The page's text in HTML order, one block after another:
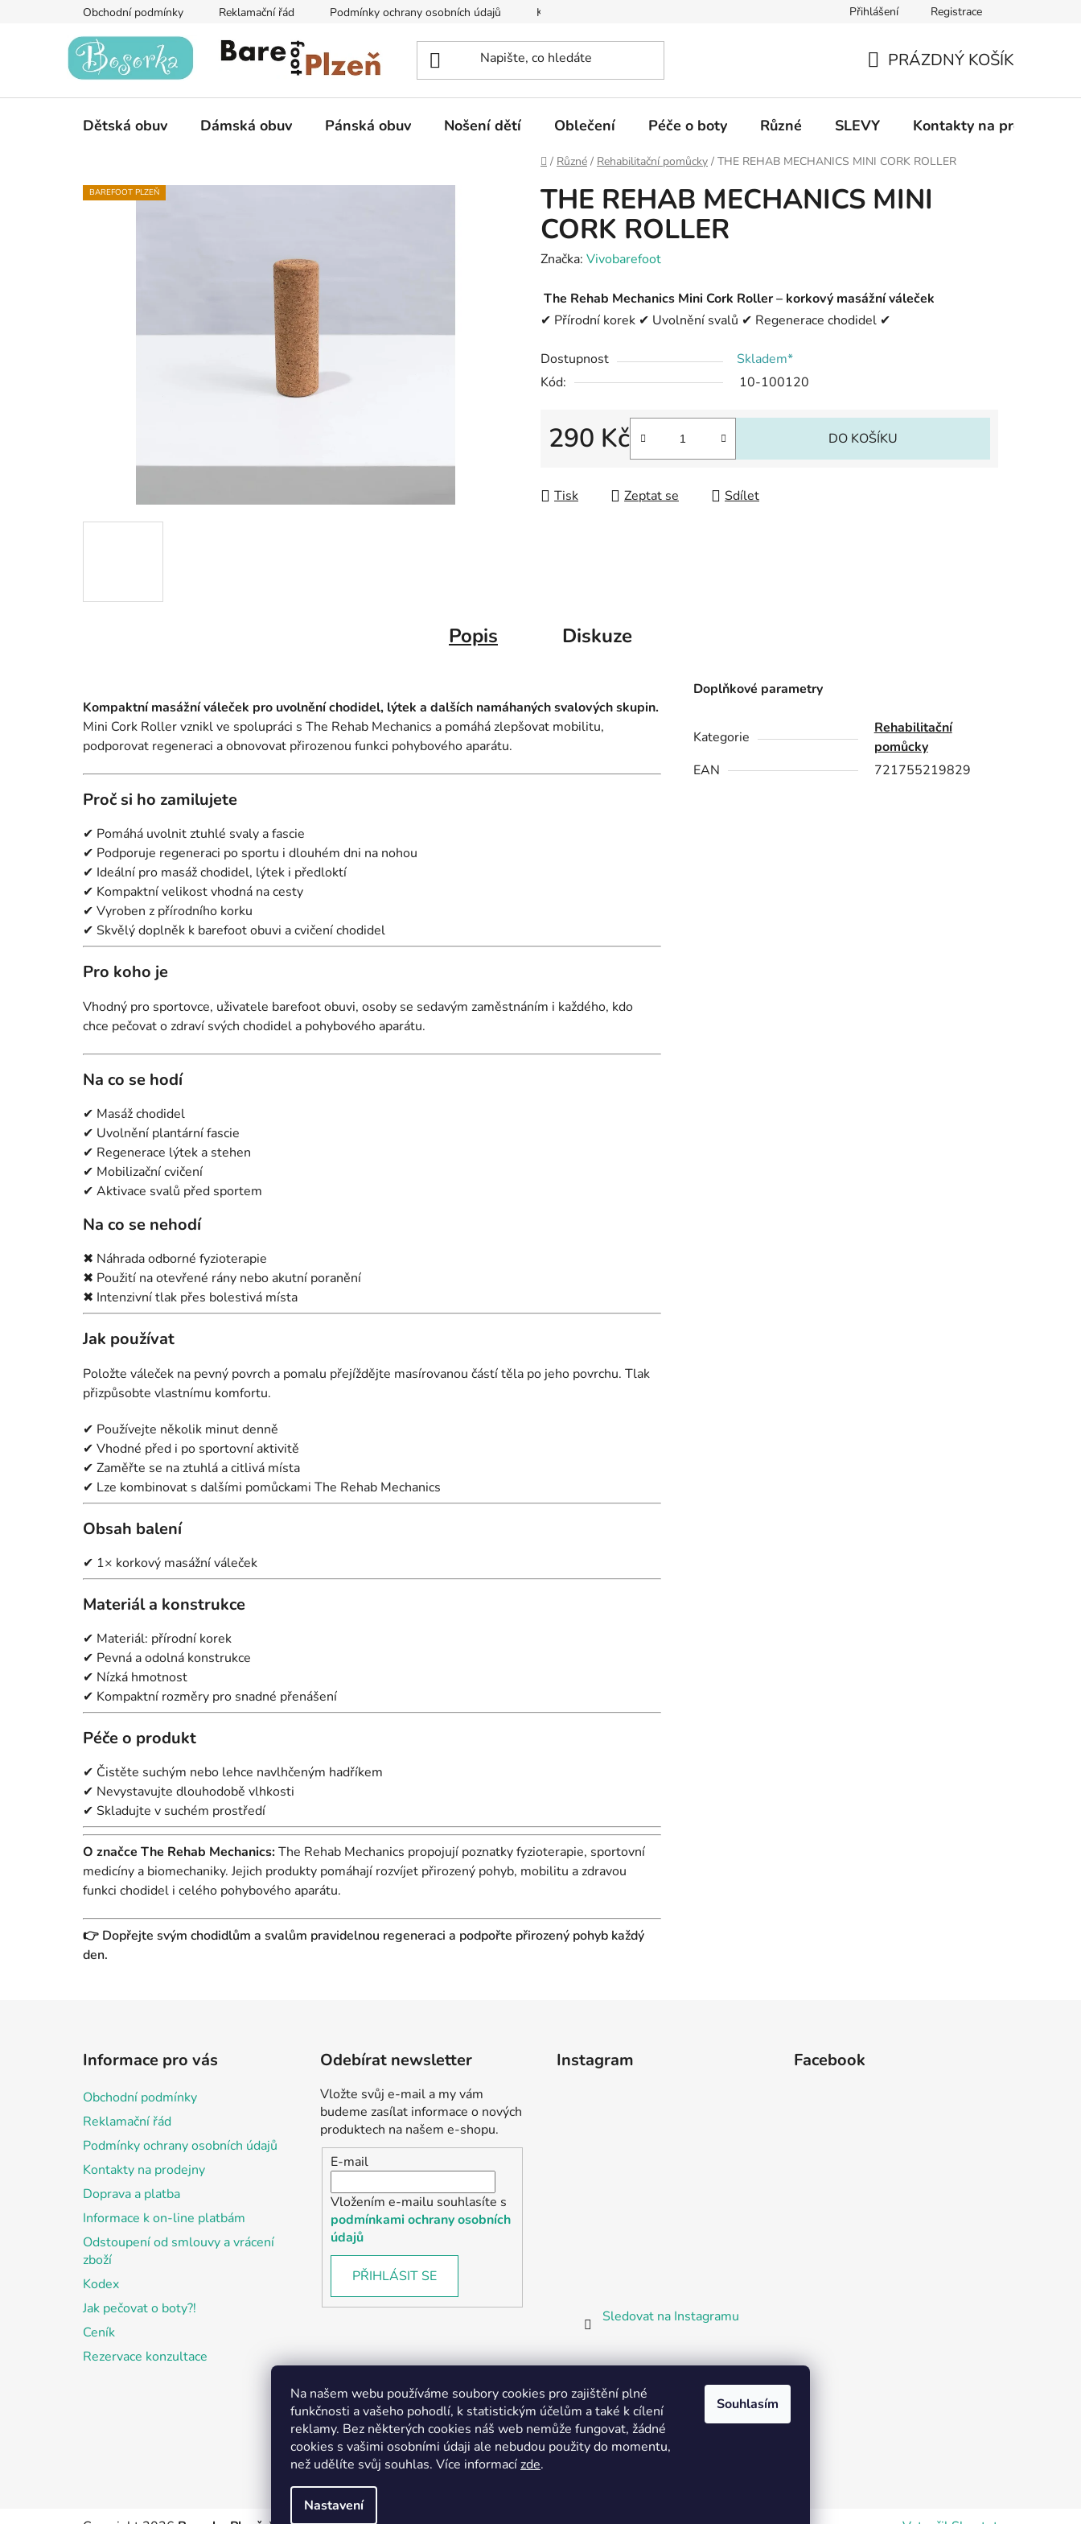
Na našem webu používáme soubory cookies pro zajištění plné
funkčnosti a vašeho pohodlí, k statistickým účelům a také k cílení
reklamy. Bez některých cookies náš web nemůže fungovat, žádné
cookies s vašimi osobními údaji ale nebudou použity do momentu,
než udělíte svůj souhlas. Více informacízde.
Nastavení
Souhlasím
Obchodní podmínky Reklamační řád Podmínky ochrany osobních údajů Kontakty na prodejny Informace k on-line platbám Odstoupení od
Přihlášení Registrace
KOŠÍK
PRÁZDNÝ KOŠÍK
Dětská obuv Dámská obuv Pánská obuv Nošení dětí Oblečení Péče o boty Různé SLEVY Kontakty na prodejny
Domů
/ Různé / Rehabilitační pomůcky / THE REHAB MECHANICS MINI CORK ROLLER
THE REHAB MECHANICS MINI
CORK ROLLER
Značka: Vivobarefoot
The Rehab Mechanics Mini Cork Roller – korkový masážní váleček
✔ Přírodní korek ✔ Uvolnění svalů ✔ Regenerace chodidel ✔
Dostupnost
Skladem*
Kód:
10-100120
290 Kč DO KOŠÍKU
Tisk Zeptat se Sdílet
BAREFOOT PLZEŇ
Popis Diskuze
Kompaktní masážní váleček pro uvolnění chodidel, lýtek a dalších namáhaných svalových skupin.
Mini Cork Roller vznikl ve spolupráci s The Rehab Mechanics a pomáhá zlepšovat mobilitu,
podporovat regeneraci a obnovovat přirozenou funkci pohybového aparátu.
Proč si ho zamilujete
✔ Pomáhá uvolnit ztuhlé svaly a fascie
✔ Podporuje regeneraci po sportu i dlouhém dni na nohou
✔ Ideální pro masáž chodidel, lýtek i předloktí
✔ Kompaktní velikost vhodná na cesty
✔ Vyroben z přírodního korku
✔ Skvělý doplněk k barefoot obuvi a cvičení chodidel
Pro koho je
Vhodný pro sportovce, uživatele barefoot obuvi, osoby se sedavým zaměstnáním i každého, kdo
chce pečovat o zdraví svých chodidel a pohybového aparátu.
Na co se hodí
✔ Masáž chodidel
✔ Uvolnění plantární fascie
✔ Regenerace lýtek a stehen
✔ Mobilizační cvičení
✔ Aktivace svalů před sportem
Na co se nehodí
✖ Náhrada odborné fyzioterapie
✖ Použití na otevřené rány nebo akutní poranění
✖ Intenzivní tlak přes bolestivá místa
Jak používat
Položte váleček na pevný povrch a pomalu přejíždějte masírovanou částí těla po jeho povrchu. Tlak
přizpůsobte vlastnímu komfortu.
✔ Používejte několik minut denně
✔ Vhodné před i po sportovní aktivitě
✔ Zaměřte se na ztuhlá a citlivá místa
✔ Lze kombinovat s dalšími pomůckami The Rehab Mechanics
Obsah balení
✔ 1× korkový masážní váleček
Materiál a konstrukce
✔ Materiál: přírodní korek
✔ Pevná a odolná konstrukce
✔ Nízká hmotnost
✔ Kompaktní rozměry pro snadné přenášení
Péče o produkt
✔ Čistěte suchým nebo lehce navlhčeným hadříkem
✔ Nevystavujte dlouhodobě vlhkosti
✔ Skladujte v suchém prostředí
O značce The Rehab Mechanics:The Rehab Mechanics propojují poznatky fyzioterapie, sportovní
medicíny a biomechaniky. Jejich produkty pomáhají rozvíjet přirozený pohyb, mobilitu a zdravou
funkci chodidel i celého pohybového aparátu.
👉 Dopřejte svým chodidlům a svalům pravidelnou regeneraci a podpořte přirozený pohyb každý
den.
Doplňkové parametry
Kategorie
Rehabilitační
pomůcky
EAN
721755219829
Informace pro vás
Obchodní podmínky
Reklamační řád
Podmínky ochrany osobních údajů
Kontakty na prodejny
Doprava a platba
Informace k on-line platbám
Odstoupení od smlouvy a vrácení
zboží
Kodex
Jak pečovat o boty?!
Ceník
Rezervace konzultace
Odebírat newsletter
Vložte svůj e-mail a my vám
budeme zasílat informace o nových
produktech na našem e-shopu.
E-mail
Vložením e-mailu souhlasíte s
podmínkami ochrany osobních
údajů
PŘIHLÁSIT SE
Instagram
Sledovat na Instagramu
Facebook
Partnerská prodejna Barefoot Plzeň